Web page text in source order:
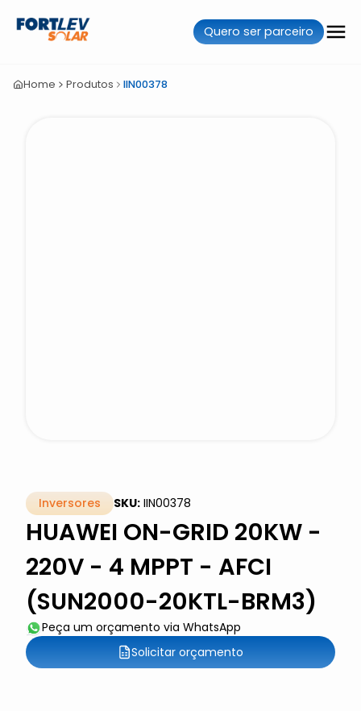
Quero ser parceiro
Home Produtos IIN00378
Inversores SKU: IIN00378
HUAWEI ON-GRID 20KW -
220V - 4 MPPT - AFCI
(SUN2000-20KTL-BRM3)
Peça um orçamento via WhatsApp
Solicitar orçamento